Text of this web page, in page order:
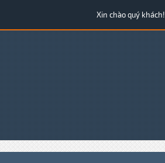
Xin chào quý khách!